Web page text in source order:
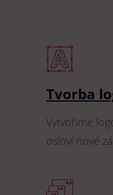
Tvorba
Vytvoříme
osloví nové